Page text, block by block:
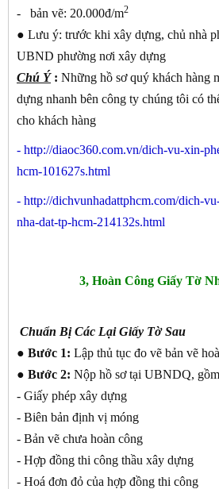
- bản vẽ: 20.000đ/m2
● Lưu ý: trước khi xây dựng, chủ nhà
UBND phường nơi xây dựng
Chú Ý : Những hồ sơ quý khách hàng
dựng nhanh bên công ty chúng tôi có
cho khách hàng
- http://diaoc360.com.vn/dich-vu-xin-
hcm-101627s.html
- http://dichvunhadattphcm.com/dich-
nha-dat-tp-hcm-214132s.html
3, Hoàn Công Giấy Tờ
Chuẩn Bị Các Lại Giấy Tờ Sau
● Bước 1: Lập thủ tục đo vẽ bản vẽ
● Bước 2: Nộp hồ sơ tại UBNDQ,
- Giấy phép xây dựng
- Biên bản định vị móng
- Bản vẽ chưa hoàn công
- Hợp đồng thi công thầu xây dựng
- Hoá đơn đỏ của hợp đồng thi công